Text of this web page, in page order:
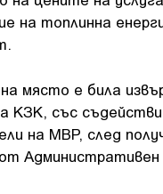
на топлинна
място е била
КЗК, със
на МВР, след
Административен